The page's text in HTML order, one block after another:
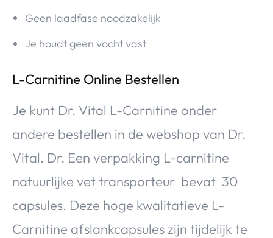
Geen laadfase noodzakelijk
Je houdt geen vocht vast
L-Carnitine Online Bestellen
Je kunt Dr. Vital L-Carnitine onder
andere bestellen in de webshop van Dr.
Vital. Dr. Een verpakking L-carnitine
natuurlijke vet transporteur bevat 30
capsules. Deze hoge kwalitatieve L-
Carnitine afslankcapsules zijn tijdelijk te